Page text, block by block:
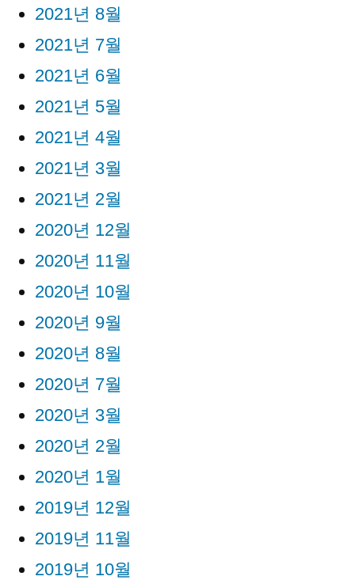
2021년 8월
2021년 7월
2021년 6월
2021년 5월
2021년 4월
2021년 3월
2021년 2월
2020년 12월
2020년 11월
2020년 10월
2020년 9월
2020년 8월
2020년 7월
2020년 3월
2020년 2월
2020년 1월
2019년 12월
2019년 11월
2019년 10월